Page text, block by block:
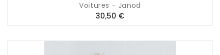
Voitures - Janod
30,50 €Prix